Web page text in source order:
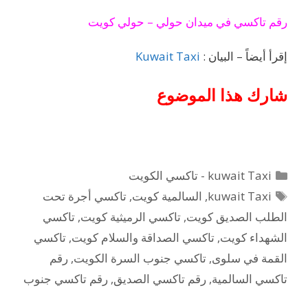
رقم تاكسي في ميدان حولي – حولي كويت
إقرأ أيضاً – البيان : Kuwait Taxi
شارك هذا الموضوع
التصنيفات
kuwait Taxi - تاكسي الكويت
الوسوم
kuwait Taxi
, السالمية كويت,تاكسي أجرة تحت
الطلب الصديق كويت, تاكسي الرميثية كويت, تاكسي
الشهداء كويت, تاكسي الصداقة والسلام كويت, تاكسي
القمة في سلوى, تاكسي جنوب السرة الكويت, رقم
تاكسي السالمية, رقم تاكسي الصديق, رقم تاكسي جنوب